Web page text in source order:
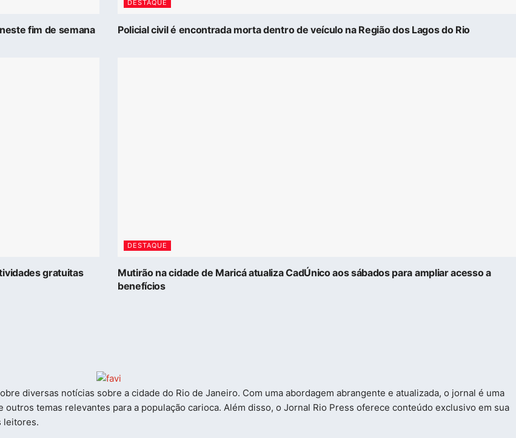
fim de semana
DESTAQUE
Policial civil é encontrada morta dentro de veículo na Região dos Lagos do Rio
gratuitas
DESTAQUE
Mutirão na cidade de Maricá atualiza CadÚnico aos sábados para ampliar acesso a
benefícios
diversas notícias sobre a cidade do Rio de Janeiro. Com uma abordagem abrangente e atualizada, o jornal é uma
temas relevantes para a população carioca. Além disso, o Jornal Rio Press oferece conteúdo exclusivo em sua
leitores.